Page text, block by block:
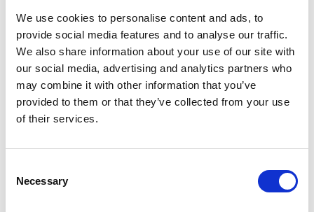
We use cookies to personalise content and ads, to
provide social media features and to analyse our traffic.
We also share information about your use of our site with
our social media, advertising and analytics partners who
may combine it with other information that you’ve
provided to them or that they’ve collected from your use
of their services.
Selection
Necessary
Over 5000 fagprofessionelle bruger Sprogklar
Online - og det kan du også
Alle børn fortjener at udvikle et stærkt sprog.
Sprogkompetencen er afgørende for at blive en stærk læser,
og læsekompetencen er afgørende for skolegang, uddannelse
og for at være an aktiv samfundsborger. Selv om mennesker er
understøttelse, og netop her kan Nebula hjælpe. Sprogklar